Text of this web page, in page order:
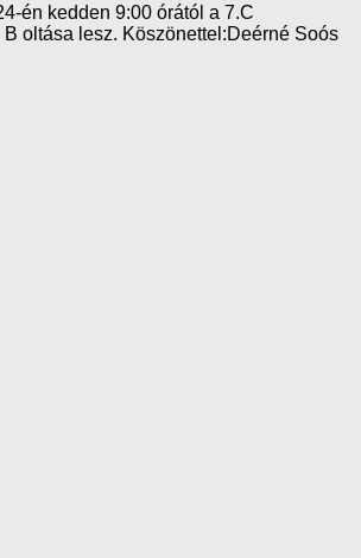
én kedden 9:00 órától a 7.C
oltása lesz. Köszönettel:Deérné Soós